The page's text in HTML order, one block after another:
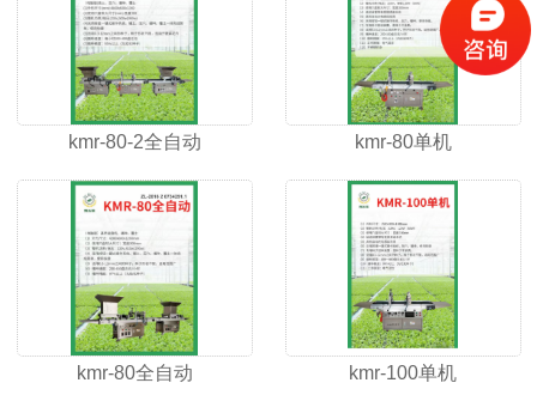
kmr-80-2全自动 kmr-80单机
kmr-80全自动 kmr-100单机